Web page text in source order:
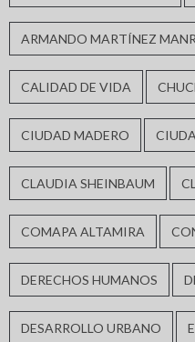
ARMANDO MARTÍNEZ
CALIDAD DE VIDA
CIUDAD MADERO
CLAUDIA SHEINBAUM
COMAPA ALTAMIRA
DERECHOS HUMANOS
DESARROLLO URBANO